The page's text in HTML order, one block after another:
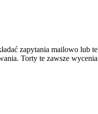
zapytania mailowo lub
Torty te zawsze